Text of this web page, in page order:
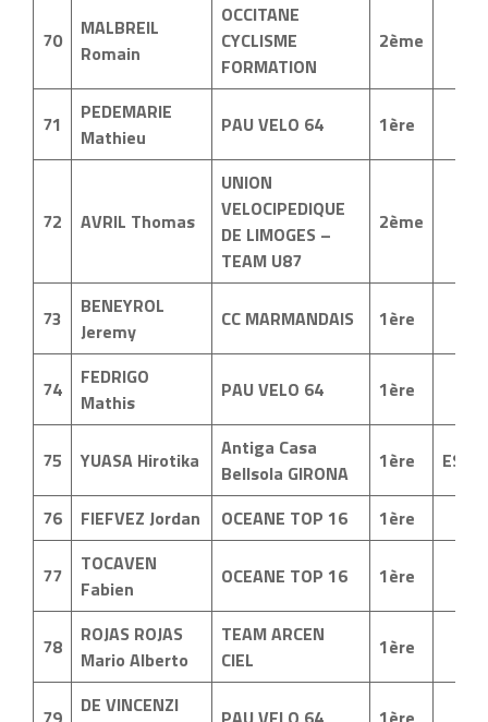
70
MALBREIL
Romain
OCCITANE
CYCLISME
FORMATION
2ème
71
PEDEMARIE
Mathieu
PAU VELO 64 1ère
72 AVRIL Thomas
UNION
VELOCIPEDIQUE
DE LIMOGES –
TEAM U87
2ème
73
BENEYROL
Jeremy
CC MARMANDAIS 1ère
74
FEDRIGO
Mathis
PAU VELO 64 1ère
75 YUASA Hirotika
Antiga Casa
Bellsola GIRONA
1ère ESP
76 FIEFVEZ Jordan OCEANE TOP 16 1ère
77
TOCAVEN
Fabien
OCEANE TOP 16 1ère
78
ROJAS ROJAS
Mario Alberto
TEAM ARCEN
CIEL
1ère
DE VINCENZI